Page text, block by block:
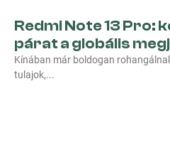
Redmi Note 13 Pro:
párat a globális
Kínában már boldogan
tulajok,